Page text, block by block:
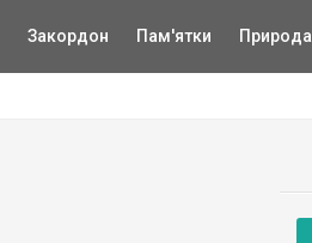
Закордон Пам'ятки Природа